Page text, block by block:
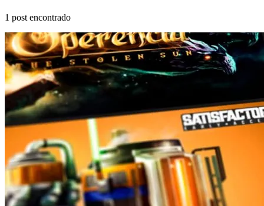
1 post encontrado